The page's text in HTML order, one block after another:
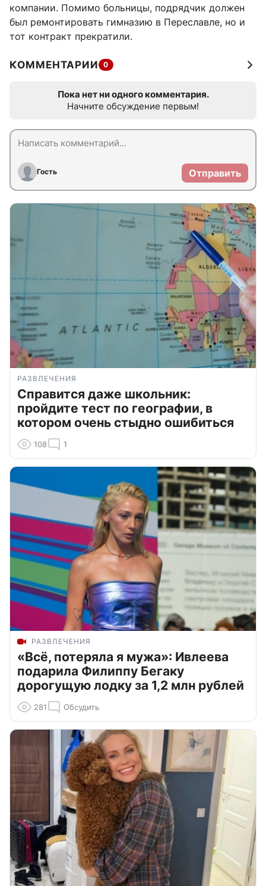
компании. Помимо больницы, подрядчик должен
был ремонтировать гимназию в Переславле, но и
тот контракт прекратили.
КОММЕНТАРИИ 0
Пока нет ни одного комментария.
Начните обсуждение первым!
Гость Отправить
РАЗВЛЕЧЕНИЯ
Справится даже школьник:
пройдите тест по географии, в
котором очень стыдно ошибиться
108 1
РАЗВЛЕЧЕНИЯ
«Всё, потеряла я мужа»: Ивлеева
подарила Филиппу Бегаку
дорогущую лодку за 1,2 млн рублей
281 Обсудить